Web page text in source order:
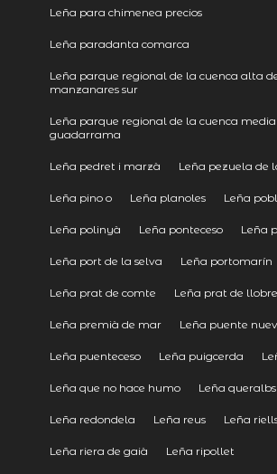
Leña para chimenea precios
Leña paradanta comarca
Leña parque regional de la cuenca alta
manzanares sur
Leña parque regional de la cuenca media
guadarrama
Leña pedret i marzà Leña pezuela de
Leña pino o Leña planoles Leña
Leña polinyà Leña ponteceso Leña
Leña port de la selva Leña portomarín
Leña prat de comte Leña prat de
Leña premià de mar Leña puente
Leña puenteceso Leña puigcerda
Leña que no hace humo Leña queralbs
Leña redondela Leña reus Leña
Leña riera de gaià Leña ripollet